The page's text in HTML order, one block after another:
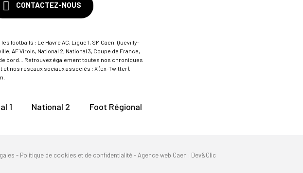
CONTACTEZ-NOUS
footballs : Le Havre AC, Ligue 1, SM Caen, Quevilly-
AF Virois, National 2, National 3, Coupe de France,
bord... Retrouvez également toutes nos chroniques
nos réseaux sociaux associés : X (ex-Twitter),
1 National 2 Foot Régional
- Politique de cookies et de confidentialité-Agence web Caen : Dev&Clic